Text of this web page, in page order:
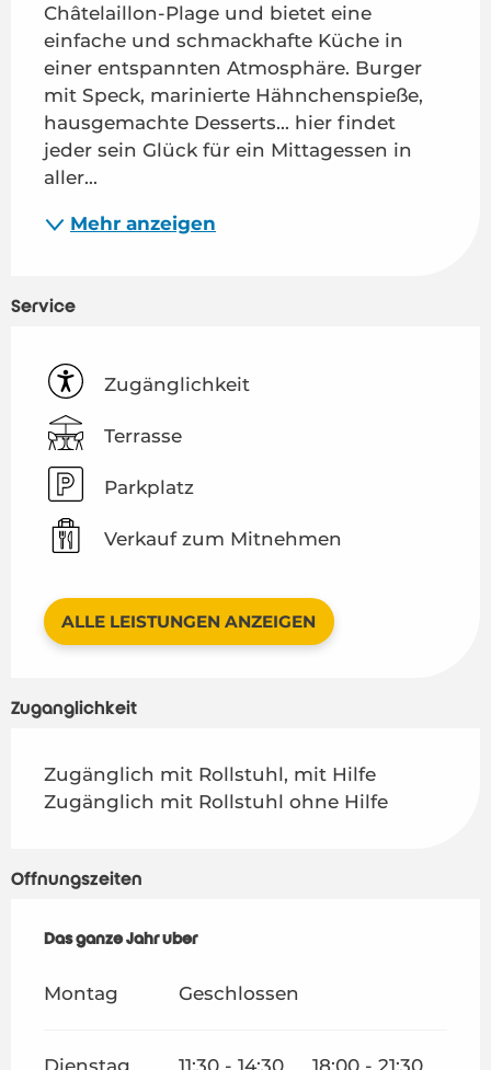
Châtelaillon-Plage und bietet eine
einfache und schmackhafte Küche in
einer entspannten Atmosphäre. Burger
mit Speck, marinierte Hähnchenspieße,
hausgemachte Desserts... hier findet
jeder sein Glück für ein Mittagessen in
aller...
Mehr anzeigen
Service
Zugänglichkeit
Terrasse
Parkplatz
Verkauf zum Mitnehmen
ALLE LEISTUNGEN ANZEIGEN
Zugänglichkeit
Zugänglich mit Rollstuhl, mit Hilfe
Zugänglich mit Rollstuhl ohne Hilfe
Öffnungszeiten
Das ganze Jahr über
Das ganze Jahr über
Montag Geschlossen
Dienstag 11:30 - 14:30 18:00 - 21:30